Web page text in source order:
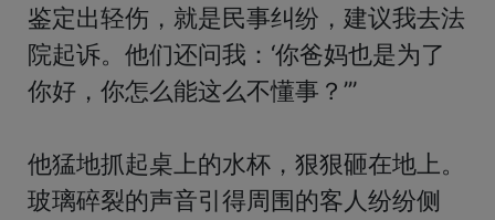
鉴定出轻伤，就是民事纠纷，建议我去法
院起诉。他们还问我：‘你爸妈也是为了
你好，你怎么能这么不懂事？’”
他猛地抓起桌上的水杯，狠狠砸在地上。
玻璃碎裂的声音引得周围的客人纷纷侧